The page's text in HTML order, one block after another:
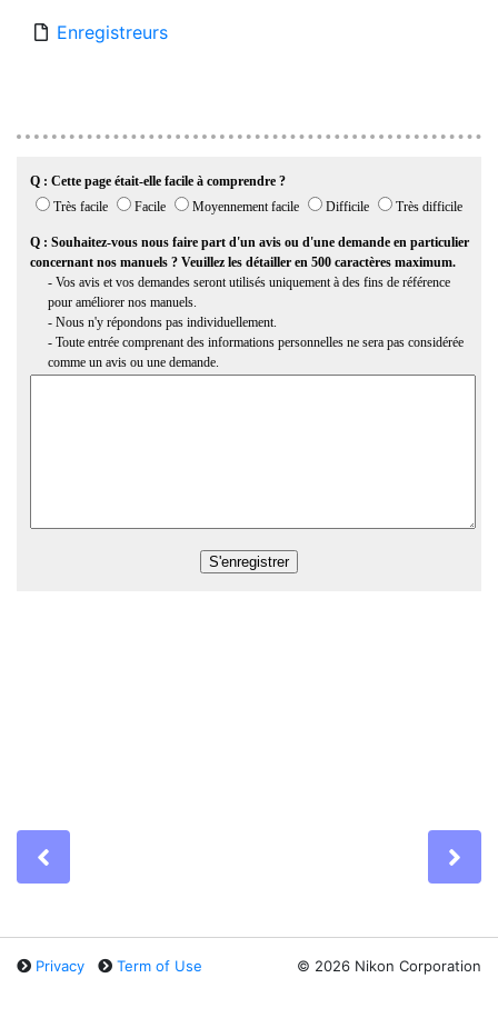
Enregistreurs
Privacy Term of Use © 2026 Nikon Corporation